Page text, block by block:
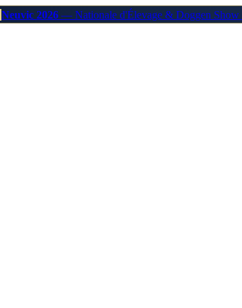
Neuvic 2026 — Nationale d'Élevage & Doggen Show